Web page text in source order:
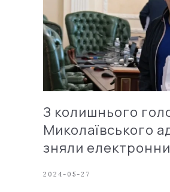
З колишнього
Миколаївського
зняли
2024-05-27